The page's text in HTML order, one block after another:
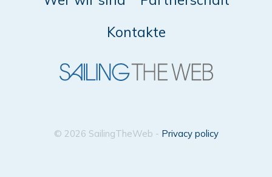
Kontakte
© 2026 SailingTheWeb - Privacy policy